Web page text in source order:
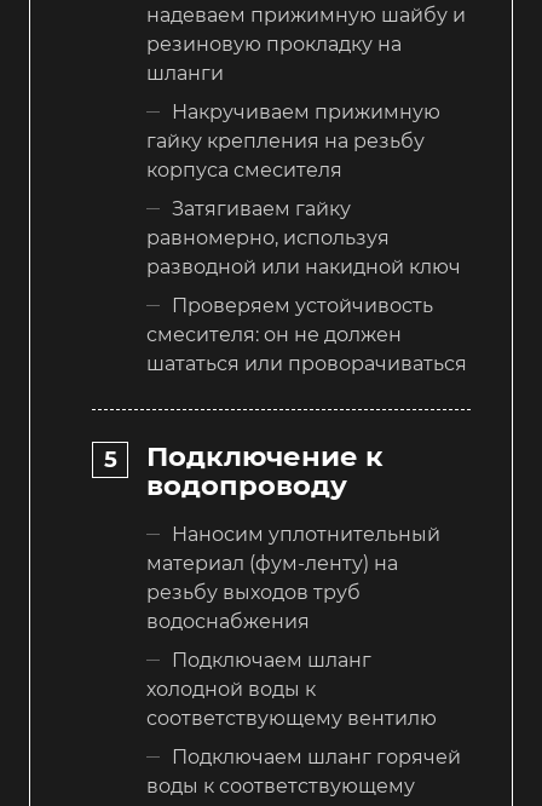
надеваем прижимную шайбу и
резиновую прокладку на
шланги
Накручиваем прижимную
гайку крепления на резьбу
корпуса смесителя
Затягиваем гайку
равномерно, используя
разводной или накидной ключ
Проверяем устойчивость
смесителя: он не должен
шататься или проворачиваться
Подключение к
водопроводу
Наносим уплотнительный
материал (фум-ленту) на
резьбу выходов труб
водоснабжения
Подключаем шланг
холодной воды к
соответствующему вентилю
Подключаем шланг горячей
воды к соответствующему